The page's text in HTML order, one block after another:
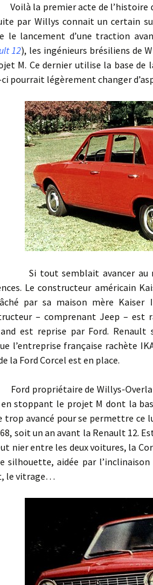
la premier acte de l’histoire de
par Willys connait un certain
le lancement d’une traction
12), les ingénieurs brésiliens de
M. Ce dernier utilise la base de
pourrait légèrement changer
semblait avancer au
Le constructeur américain
par sa maison mère Kaiser
– comprenant Jeep – est
est reprise par Ford.
l’entreprise française rachète
la Ford Corcel est en place.
propriétaire de Willys-
stoppant le projet M dont la
trop avancé pour se permettre ce
soit un an avant la Renault 12.
nier entre les deux voitures, la
silhouette, aidée par
le vitrage…